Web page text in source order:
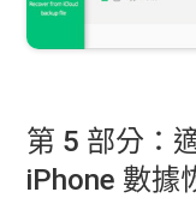
第 5 部分：
iPhone 數據